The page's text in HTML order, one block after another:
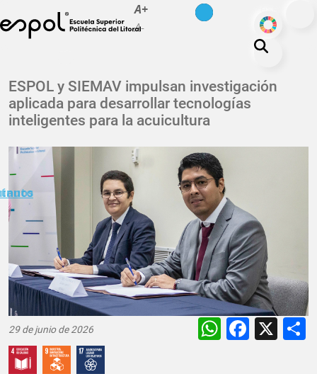
Pasar al contenido principal
A+
A-
ODS
La ESPOL
Educación
Vida politécnica
Investigación
Nuestra Huella
Transparencia
ESPOL y SIEMAV impulsan investigación
aplicada para desarrollar tecnologías
inteligentes para la acuicultura
29 de junio de 2026 X